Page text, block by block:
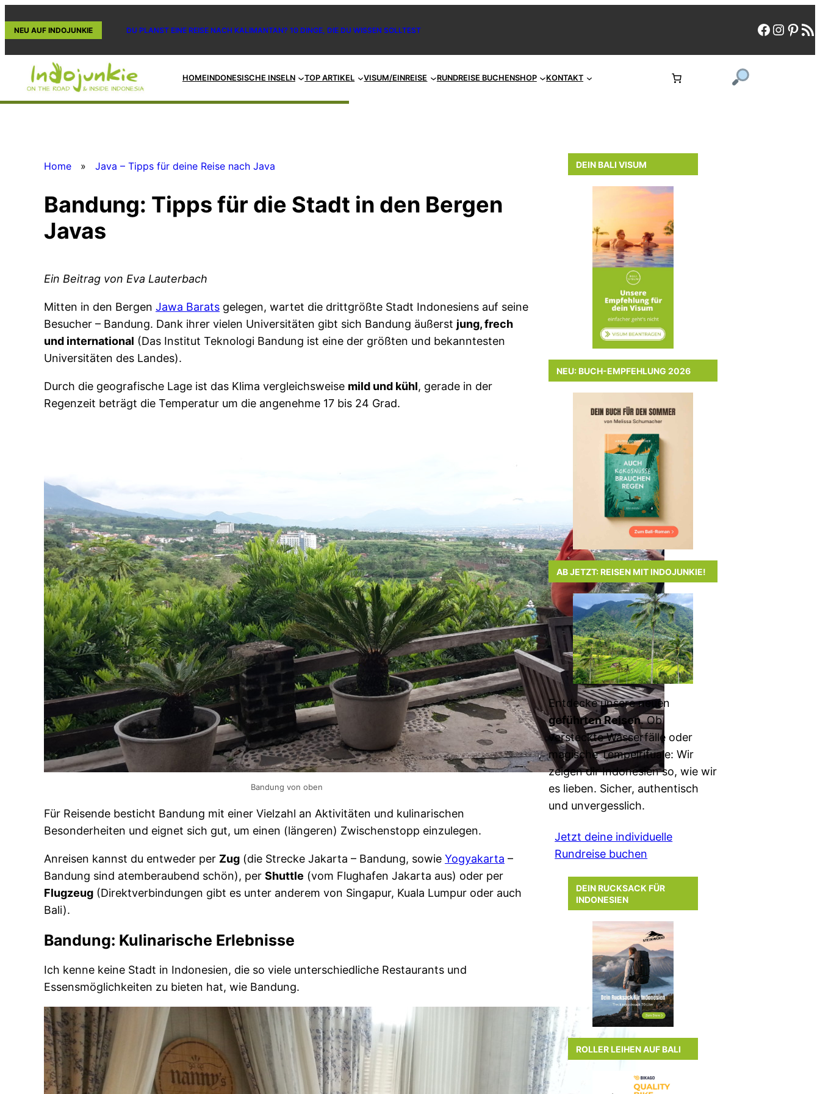
Inhalt
NEU AUF INDOJUNKIE DU PLANST EINE REISE NACH KALIMANTAN? 10 DINGE, DIE DU WISSEN SOLLTEST facebook
HOMEINDONESISCHE INSELN TOP ARTIKEL VISUM/EINREISE RUNDREISE BUCHENSHOP KONTAKT
Home » Java – Tipps für deine Reise nach Java
Bandung: Tipps für die Stadt in den Bergen
Javas
Ein Beitrag von Eva Lauterbach
Mitten in den Bergen Jawa Barats gelegen, wartet die drittgrößte Stadt Indonesiens auf seine
Besucher – Bandung. Dank ihrer vielen Universitäten gibt sich Bandung äußerst jung, frech
und international (Das Institut Teknologi Bandung ist eine der größten und bekanntesten
Universitäten des Landes).
Durch die geografische Lage ist das Klima vergleichsweise mild und kühl, gerade in der
Regenzeit beträgt die Temperatur um die angenehme 17 bis 24 Grad.
Bandung von oben
Für Reisende besticht Bandung mit einer Vielzahl an Aktivitäten und kulinarischen
Besonderheiten und eignet sich gut, um einen (längeren) Zwischenstopp einzulegen.
Anreisen kannst du entweder per Zug (die Strecke Jakarta – Bandung, sowie Yogyakarta –
Bandung sind atemberaubend schön), per Shuttle (vom Flughafen Jakarta aus) oder per
Flugzeug (Direktverbindungen gibt es unter anderem von Singapur, Kuala Lumpur oder auch
Bali).
Bandung: Kulinarische Erlebnisse
Ich kenne keine Stadt in Indonesien, die so viele unterschiedliche Restaurants und
Essensmöglichkeiten zu bieten hat, wie Bandung.
DEIN BALI VISUM
NEU: BUCH-EMPFEHLUNG 2026
AB JETZT: REISEN MIT INDOJUNKIE!
Entdecke unsere neuen
geführten Reisen. Ob
versteckte Wasserfälle oder
magische Tempelrituale: Wir
zeigen dir Indonesien so, wie wir
es lieben. Sicher, authentisch
und unvergesslich.
Jetzt deine individuelle
Rundreise buchen
DEIN RUCKSACK FÜR
INDONESIEN
ROLLER LEIHEN AUF BALI